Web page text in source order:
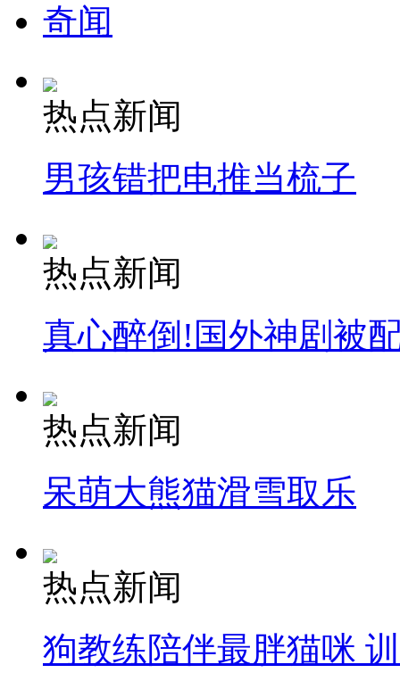
消防员救轻生者 花炮节热闹非凡
司机酒驾遇交警 急速倒车逃窜
奇闻
热点新闻
男孩错把电推当梳子
热点新闻
真心醉倒!国外神剧被
热点新闻
呆萌大熊猫滑雪取乐
热点新闻
狗教练陪伴最胖猫咪